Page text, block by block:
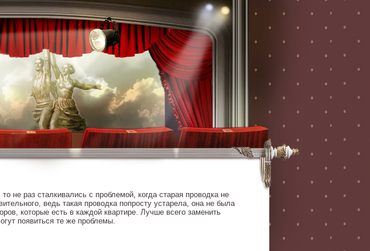
не раз сталкивались с проблемой, когда старая проводка не
ведь такая проводка попросту устарела, она не была
которые есть в каждой квартире. Лучше всего заменить
появиться те же проблемы.